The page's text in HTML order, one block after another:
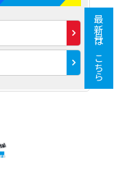
最新号はこちら